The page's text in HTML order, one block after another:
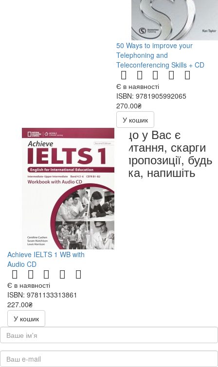
50 Ways to improve your
Telephoning and
Teleconferencing Skills + CD
Є в наявності
ISBN: 9781905992065
270.00₴
540.00₴
У кошик
Achieve IELTS 1 WB with
Audio CD
Є в наявності
ISBN: 9781133313861
227.00₴
454.00₴
У кошик
Якщо у Вас є
запитання, скарги
чи пропозиції, будь
ласка, напишіть
нам